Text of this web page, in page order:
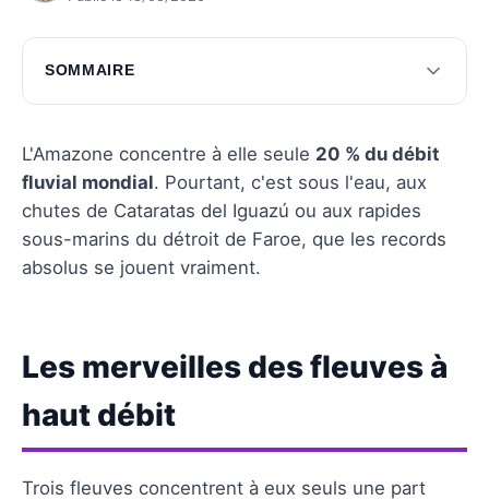
SOMMAIRE
Les merveilles des fleuves à haut débit
Chutes d'eau, force et beauté
Questions fréquentes
L'Amazone concentre à elle seule 20 % du débit
fluvial mondial. Pourtant, c'est sous l'eau, aux
chutes de Cataratas del Iguazú ou aux rapides
sous-marins du détroit de Faroe, que les records
absolus se jouent vraiment.
Les merveilles des fleuves à
haut débit
Trois fleuves concentrent à eux seuls une part